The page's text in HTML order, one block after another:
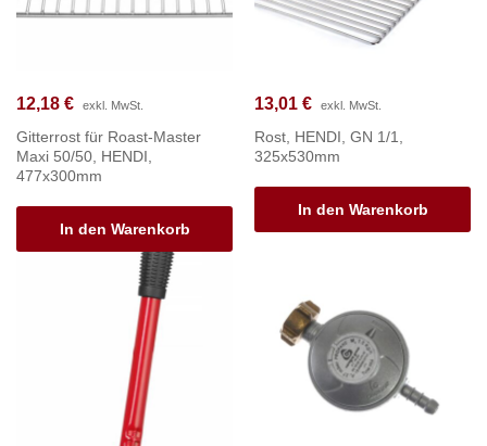
12,18 € exkl. MwSt.
Gitterrost für Roast-Master
Maxi 50/50, HENDI,
477x300mm
In den Warenkorb
13,01 € exkl. MwSt.
Rost, HENDI, GN 1/1,
325x530mm
In den Warenkorb